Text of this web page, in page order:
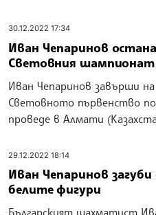
30.12.2022 17:34
Иван Чепаринов
Световния
Иван Чепаринов завърши
Световното първенство
проведе в Алмати
29.12.2022 18:14
Иван Чепаринов
белите фигури